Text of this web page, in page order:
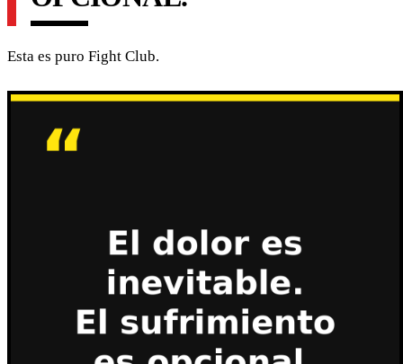
Esta es puro Fight Club.